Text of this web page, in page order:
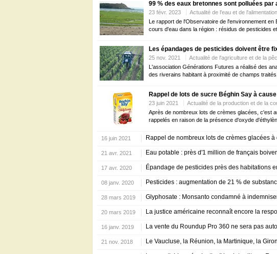
99 % des eaux bretonnes sont polluées par
23 févr. 2023
Actualité de l'eau et de l'alimentation
Le rapport de l'Observatoire de l'environnement
cours d'eau dans la région : résidus de pesticides
Les épandages de pesticides doivent être
25 nov. 2021
Actualité de l'agriculture et de la
L'association Générations Futures a réalisé des
des riverains habitant à proximité de champs
Rappel de lots de sucre Béghin Say à
23 juin 2021
Actualité de la production et de la
Après de nombreux lots de crèmes glacées, c'est
rappelés en raison de la présence d'oxyde
16 juin 2021 Rappel de nombreux lots de crèmes glacées
21 avr. 2021 Eau potable : près d'1 million de français
17 avr. 2020 Épandage de pesticides près des habitations
08 janv. 2020 Pesticides : augmentation de 21 % de
28 mars 2019 Glyphosate : Monsanto condamné à
20 mars 2019 La justice américaine reconnaît encore la
16 janv. 2019 La vente du Roundup Pro 360 ne sera pas
21 nov. 2018 Le Vaucluse, la Réunion, la Martinique, la